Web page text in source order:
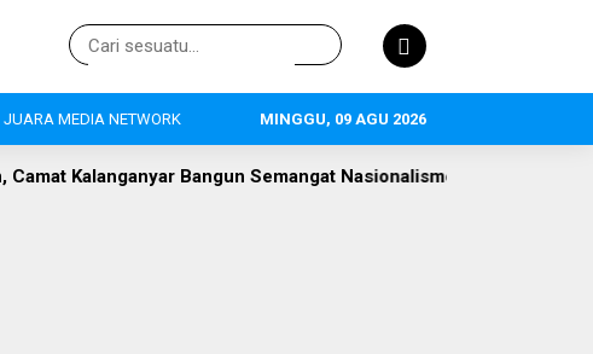
JUARA MEDIA NETWORK MINGGU, 09 AGU 2026
Bangun Semangat Nasionalisme Pelajar Polemik Gate Parkir